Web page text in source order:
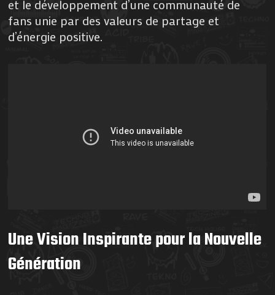
et le développement d’une communauté de
fans unie par des valeurs de partage et
d’énergie positive.
Une Vision Inspirante pour la Nouvelle
Génération